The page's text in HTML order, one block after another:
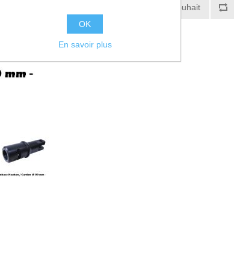
Ajouter à la liste de souhait
Envoyer à un ami
OK
En savoir plus